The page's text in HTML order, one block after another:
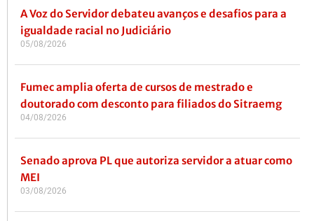
A Voz do Servidor debateu avanços e desafios para a
igualdade racial no Judiciário
05/08/2026
Fumec amplia oferta de cursos de mestrado e
doutorado com desconto para filiados do Sitraemg
04/08/2026
Senado aprova PL que autoriza servidor a atuar como
MEI
03/08/2026